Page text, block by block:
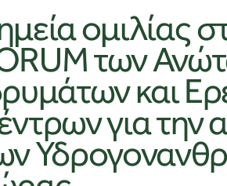
ομιλίας
των
και
για την